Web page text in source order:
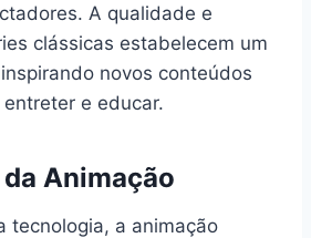
A qualidade e
clássicas estabelecem um
novos conteúdos
e educar.
Animação
tecnologia, a animação